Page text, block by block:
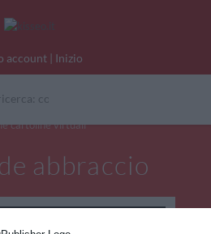
account | Inizio
cartoline virtuali
abbraccio